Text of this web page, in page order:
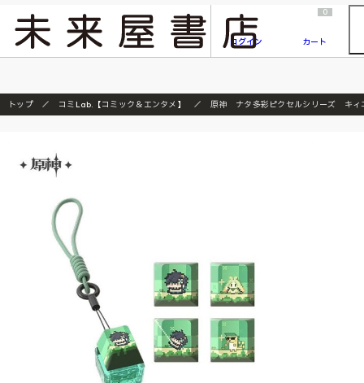
『ONE PIECE magazine 021 ONE PIECEカード付き同梱版』発売延期のご案内
ログイン
0
カート
トップ コミLab.【コミック＆エンタメ】 原神 ナタ多彩ピクセルシリーズ キィ